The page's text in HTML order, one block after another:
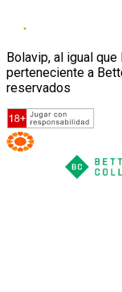
Bolavip, al igual
perteneciente a
reservados